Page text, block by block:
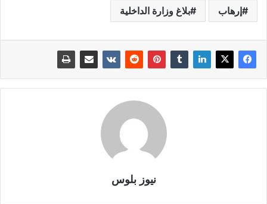
إرهاب بلاغ وزارة الداخلية
نيوز بلوس